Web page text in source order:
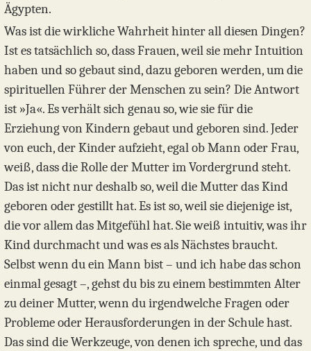
Ägypten.
Was ist die wirkliche Wahrheit hinter all diesen Dingen?
Ist es tatsächlich so, dass Frauen, weil sie mehr Intuition
haben und so gebaut sind, dazu geboren werden, um die
spirituellen Führer der Menschen zu sein? Die Antwort
ist »Ja«. Es verhält sich genau so, wie sie für die
Erziehung von Kindern gebaut und geboren sind. Jeder
von euch, der Kinder aufzieht, egal ob Mann oder Frau,
weiß, dass die Rolle der Mutter im Vordergrund steht.
Das ist nicht nur deshalb so, weil die Mutter das Kind
geboren oder gestillt hat. Es ist so, weil sie diejenige ist,
die vor allem das Mitgefühl hat. Sie weiß intuitiv, was ihr
Kind durchmacht und was es als Nächstes braucht.
Selbst wenn du ein Mann bist – und ich habe das schon
einmal gesagt –, gehst du bis zu einem bestimmten Alter
zu deiner Mutter, wenn du irgendwelche Fragen oder
Probleme oder Herausforderungen in der Schule hast.
Das sind die Werkzeuge, von denen ich spreche, und das